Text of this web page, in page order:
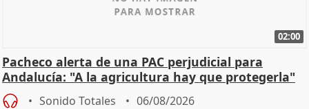
02:00
Pacheco alerta de una PAC perjudicial para
Andalucía: "A la agricultura hay que protegerla"
Sonido Totales 06/08/2026